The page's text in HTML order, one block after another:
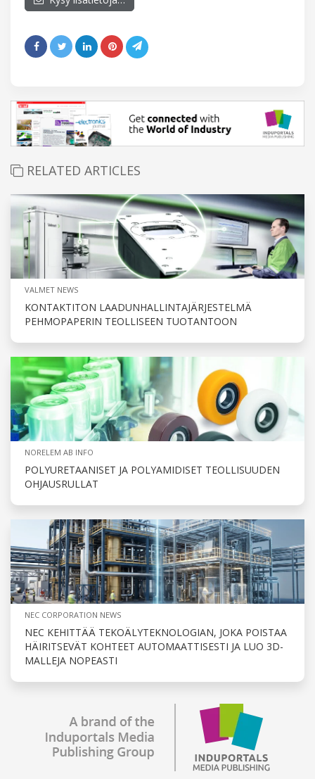
RELATED ARTICLES
VALMET NEWS
KONTAKTITON LAADUNHALLINTAJÄRJESTELMÄ
PEHMOPAPERIN TEOLLISEEN TUOTANTOON
NORELEM AB INFO
POLYURETAANISET JA POLYAMIDISET TEOLLISUUDEN
OHJAUSRULLAT
NEC CORPORATION NEWS
NEC KEHITTÄÄ TEKOÄLYTEKNOLOGIAN, JOKA POISTAA
HÄIRITSEVÄT KOHTEET AUTOMAATTISESTI JA LUO 3D-
MALLEJA NOPEASTI